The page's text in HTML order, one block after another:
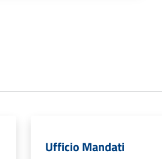
Ufficio Mandati